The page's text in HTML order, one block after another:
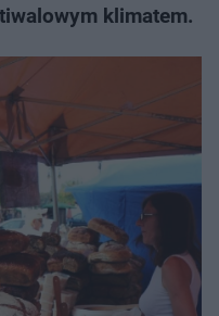
klimatem.